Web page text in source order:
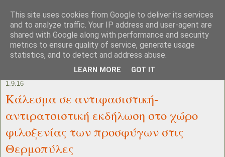
1.9.16
Κάλεσμα σε αντιφασιστική-
αντιρατσιστική εκδήλωση στο χώρο
φιλοξενίας των προσφύγων στις
Θερμοπύλες
This site uses cookies from Google to deliver its services
and to analyze traffic. Your IP address and user-agent are
shared with Google along with performance and security
metrics to ensure quality of service, generate usage
statistics, and to detect and address abuse.
LEARN MORE GOT IT